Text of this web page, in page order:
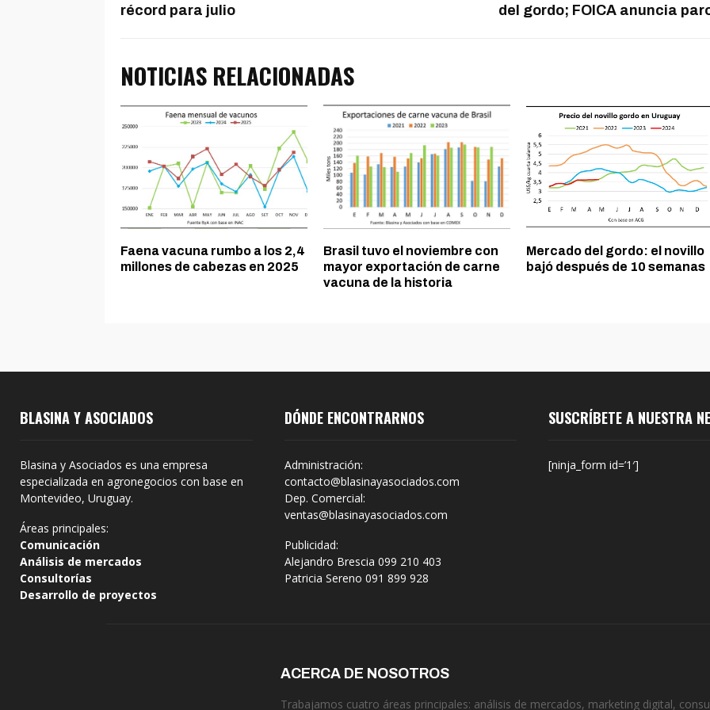
récord para julio del gordo; FOICA anuncia
NOTICIAS RELACIONADAS
Faena vacuna rumbo a los 2,4
millones de cabezas en 2025
Brasil tuvo el noviembre con
mayor exportación de carne
vacuna de la historia
Mercado del gordo: el novillo
bajó después de 10 semanas
BLASINA Y ASOCIADOS
Blasina y Asociados es una empresa
especializada en agronegocios con base en
Montevideo, Uruguay.
Áreas principales:
Comunicación
Análisis de mercados
Consultorías
Desarrollo de proyectos
DÓNDE ENCONTRARNOS
Administración:
contacto@blasinayasociados.com
Dep. Comercial:
ventas@blasinayasociados.com
Publicidad:
Alejandro Brescia 099 210 403
Patricia Sereno 091 899 928
SUSCRÍBETE A NUESTRA
[ninja_form id=’1′]
ACERCA DE NOSOTROS
Trabajamos cuatro áreas principales: análisis de mercados, marketing digital,